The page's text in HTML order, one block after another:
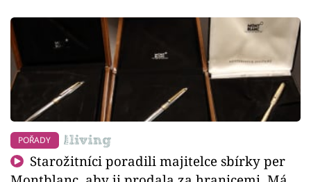
POŘADY
Starožitníci poradili majitelce sbírky per